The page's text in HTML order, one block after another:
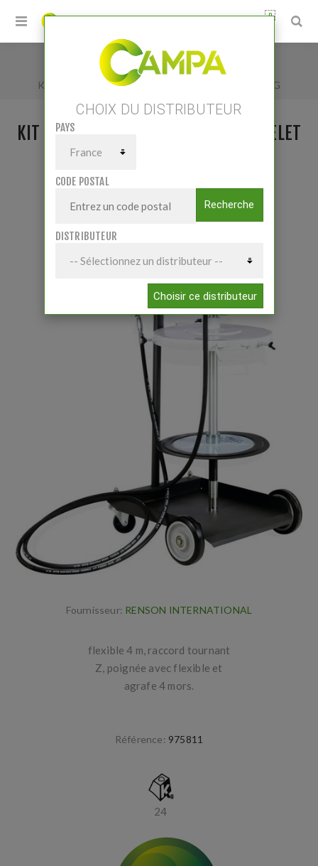
0
Accueil /
KIT MOBILE GRAISSE 50:1 POUR TONNELET 60KG
KIT MOBILE GRAISSE 50:1 POUR TONNELET
Fournisseur: RENSON INTERNATIONAL
flexible 4 m, raccord tournant
Z, poignée avec flexible et
agrafe 4 mors.
Référence: 975811
24
CHOIX DU DISTRIBUTEUR
PAYS
CODE POSTAL
Recherche
DISTRIBUTEUR
Choisir ce distributeur